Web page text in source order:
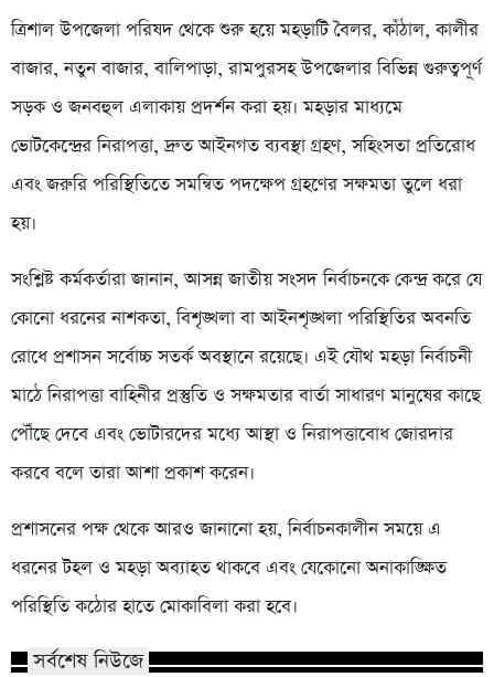
ত্রিশাল উপজেলা পরিষদ থেকে শুরু হয়ে মহড়াটি বৈলর, কাঁঠাল, কালীর
বাজার, নতুন বাজার, বালিপাড়া, রামপুরসহ উপজেলার বিভিন্ন গুরুত্বপূর্ণ
সড়ক ও জনবহুল এলাকায় প্রদর্শন করা হয়। মহড়ার মাধ্যমে
ভোটকেন্দ্রের নিরাপত্তা, দ্রুত আইনগত ব্যবস্থা গ্রহণ, সহিংসতা প্রতিরোধ
এবং জরুরি পরিস্থিতিতে সমন্বিত পদক্ষেপ গ্রহণের সক্ষমতা তুলে ধরা
হয়।
সংশ্লিষ্ট কর্মকর্তারা জানান, আসন্ন জাতীয় সংসদ নির্বাচনকে কেন্দ্র করে যে
কোনো ধরনের নাশকতা, বিশৃঙ্খলা বা আইনশৃঙ্খলা পরিস্থিতির অবনতি
রোধে প্রশাসন সর্বোচ্চ সতর্ক অবস্থানে রয়েছে। এই যৌথ মহড়া নির্বাচনী
মাঠে নিরাপত্তা বাহিনীর প্রস্তুতি ও সক্ষমতার বার্তা সাধারণ মানুষের কাছে
পৌঁছে দেবে এবং ভোটারদের মধ্যে আস্থা ও নিরাপত্তাবোধ জোরদার
করবে বলে তারা আশা প্রকাশ করেন।
প্রশাসনের পক্ষ থেকে আরও জানানো হয়, নির্বাচনকালীন সময়ে এ
ধরনের টহল ও মহড়া অব্যাহত থাকবে এবং যেকোনো অনাকাঙ্ক্ষিত
পরিস্থিতি কঠোর হাতে মোকাবিলা করা হবে।
সর্বশেষ নিউজে